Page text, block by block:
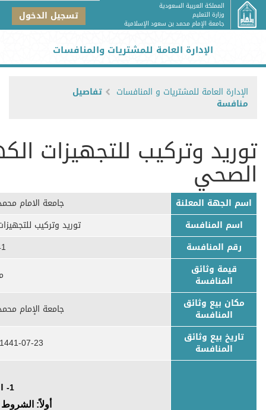
المملكة العربية السعودية
وزارة التعليم
جامعة الإمام محمد بن سعود الإسلامية تسجيل الدخول
الإدارة العامة للمشتريات والمنافسات
الإدارة العامة للمشتريات و المنافسات تفاصيل
منافسة
توريد وتركيب للتجهيزات
الصحي
اسم الجهة المعلنة
جامعة الامام
اسم المنافسة
توريد وتركيب
رقم المنافسة
قيمة وثائق
المنافسة
مكان بيع وثائق
المنافسة
جامعة الإمام
تاريخ بيع وثائق
المنافسة 07-23 - 18/03/2020
1- العمالة
أولاً: